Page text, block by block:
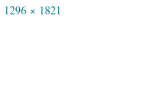
1296 × 1821